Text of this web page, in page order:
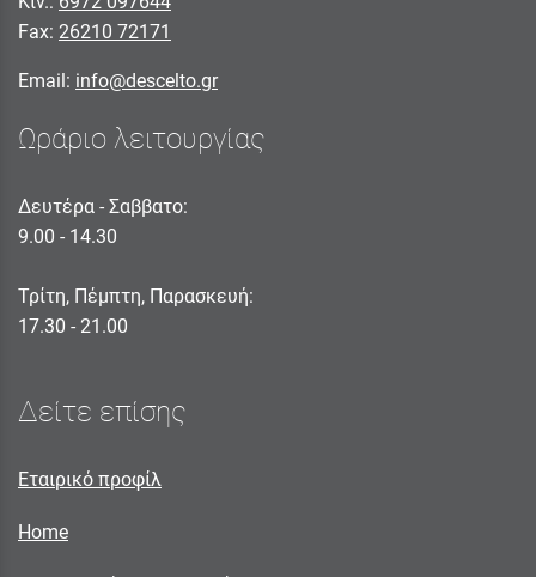
Fax: 26210 72171
Email: info@descelto.gr
Ωράριο λειτουργίας
Δευτέρα - Σαββατο:
9.00 - 14.30
Τρίτη, Πέμπτη, Παρασκευή:
17.30 - 21.00
Δείτε επίσης
Εταιρικό προφίλ
Home